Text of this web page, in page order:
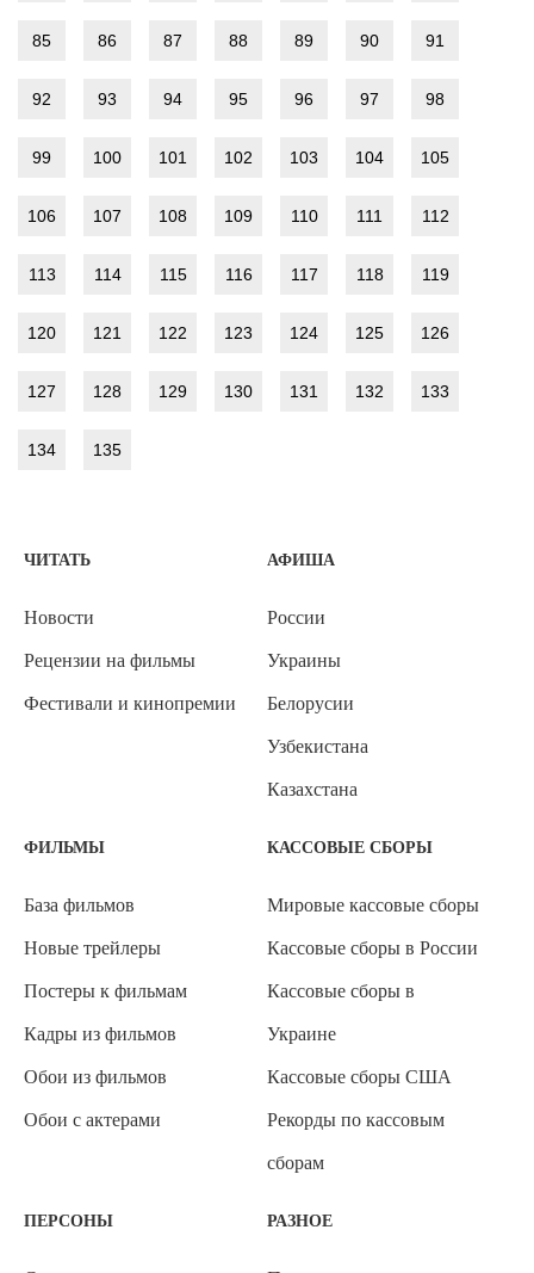
85 86 87 88 89 90 91
92 93 94 95 96 97 98
99 100 101 102 103 104 105
106 107 108 109 110 111 112
113 114 115 116 117 118 119
120 121 122 123 124 125 126
127 128 129 130 131 132 133
134 135
ЧИТАТЬ
Новости
Рецензии на фильмы
Фестивали и кинопремии
АФИША
России
Украины
Белорусии
Узбекистана
Казахстана
ФИЛЬМЫ
База фильмов
Новые трейлеры
Постеры к фильмам
Кадры из фильмов
Обои из фильмов
Обои с актерами
КАССОВЫЕ СБОРЫ
Мировые кассовые сборы
Кассовые сборы в России
Кассовые сборы в
Украине
Кассовые сборы США
Рекорды по кассовым
сборам
ПЕРСОНЫ РАЗНОЕ